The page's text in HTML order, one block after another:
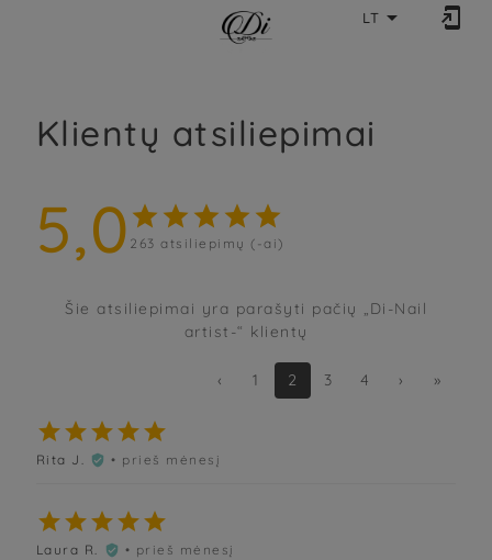
LT  
Klientų atsiliepimai
5,0     
263 atsiliepimų (-ai)
Šie atsiliepimai yra parašyti pačių „Di-Nail
artist-“ klientų
‹ 1 2 3 4 › »

Rita J.  • prieš mėnesį

Laura R.  • prieš mėnesį